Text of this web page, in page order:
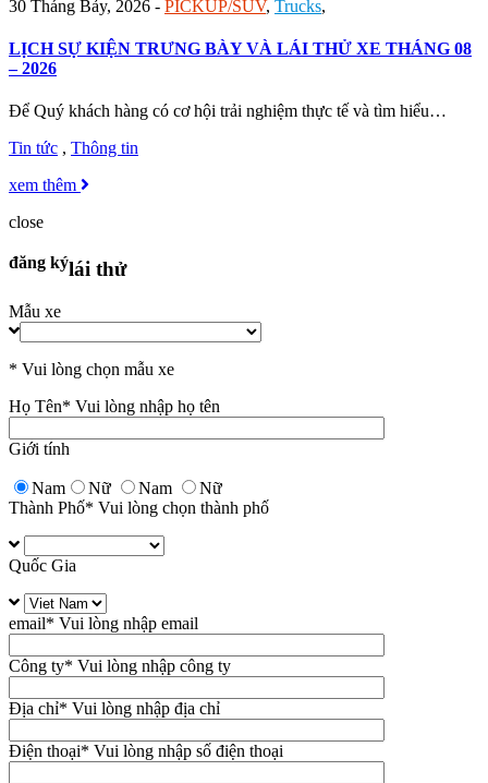
30 Tháng Bảy, 2026 - PICKUP/SUV, Trucks,
LỊCH SỰ KIỆN TRƯNG BÀY VÀ LÁI THỬ XE THÁNG 08
– 2026
Để Quý khách hàng có cơ hội trải nghiệm thực tế và tìm hiểu…
Tin tức , Thông tin
xem thêm
close
đăng kýlái thử
Mẫu xe
* Vui lòng chọn mẫu xe
Họ Tên* Vui lòng nhập họ tên
Giới tính
Nam Nữ Nam
Nữ
Thành Phố* Vui lòng chọn thành phố
Quốc Gia
email* Vui lòng nhập email
Công ty* Vui lòng nhập công ty
Địa chỉ* Vui lòng nhập địa chỉ
Điện thoại* Vui lòng nhập số điện thoại